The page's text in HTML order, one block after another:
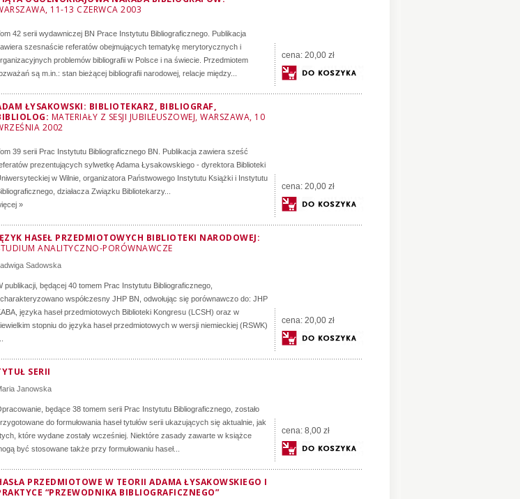
11-13 CZERWCA 2003
42 serii wydawniczej BN Prace Instytutu Bibliograficznego. Publikacja
szesnaście referatów obejmujących tematykę merytorycznych i
problemów bibliografii w Polsce i na świecie. Przedmiotem
są m.in.: stan bieżącej bibliografii narodowej, relacje między...
cena: 20,00 zł
ŁYSAKOWSKI: BIBLIOTEKARZ, BIBLIOGRAF,
MATERIAŁY Z SESJI JUBILEUSZOWEJ, WARSZAWA, 10
2002
39 serii Prac Instytutu Bibliograficznego BN. Publikacja zawiera sześć
prezentujących sylwetkę Adama Łysakowskiego - dyrektora Biblioteki
w Wilnie, organizatora Państwowego Instytutu Książki i Instytutu
działacza Związku Bibliotekarzy...
»
cena: 20,00 zł
HASEŁ PRZEDMIOTOWYCH BIBLIOTEKI NARODOWEJ:
ANALITYCZNO-PORÓWNAWCZE
Sadowska
publikacji, będącej 40 tomem Prac Instytutu Bibliograficznego,
współczesny JHP BN, odwołując się porównawczo do: JHP
języka haseł przedmiotowych Biblioteki Kongresu (LCSH) oraz w
stopniu do języka haseł przedmiotowych w wersji niemieckiej (RSWK)
cena: 20,00 zł
SERII
Janowska
będące 38 tomem serii Prac Instytutu Bibliograficznego, zostało
do formułowania haseł tytułów serii ukazujących się aktualnie, jak
które wydane zostały wcześniej. Niektóre zasady zawarte w książce
być stosowane także przy formułowaniu haseł...
cena: 8,00 zł
PRZEDMIOTOWE W TEORII ADAMA ŁYSAKOWSKIEGO I
“PRZEWODNIKA BIBLIOGRAFICZNEGO”